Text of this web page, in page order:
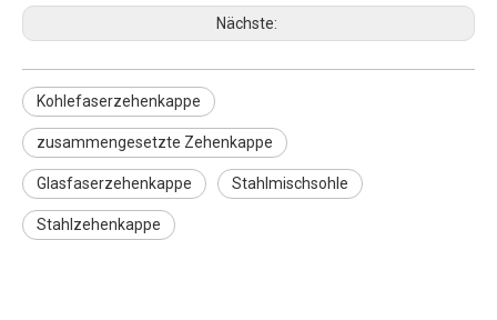
Nächste:
Kohlefaserzehenkappe
zusammengesetzte Zehenkappe
Glasfaserzehenkappe Stahlmischsohle
Stahlzehenkappe